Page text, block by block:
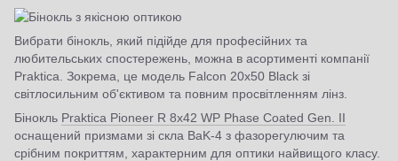
Вибрати бінокль, який підійде для професійних та
любительських спостережень, можна в асортименті компанії
Praktica. Зокрема, це модель Falcon 20x50 Black зі
світлосильним об'єктивом та повним просвітленням лінз.
Бінокль Praktica Pioneer R 8x42 WP Phase Coated Gen. II
оснащений призмами зі скла BaK-4 з фазорегулючим та
срібним покриттям, характерним для оптики найвищого класу.